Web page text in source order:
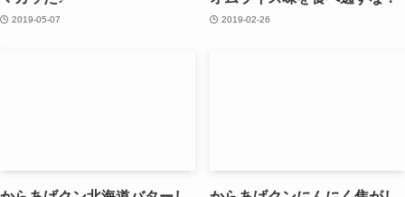
2019-05-07 2019-02-26